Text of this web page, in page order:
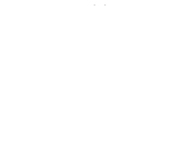
1 salle(s) d'eau